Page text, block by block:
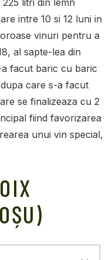
litri din lemn
intre 10 si 12 luni in
vinuri pentru a
al sapte-lea din
a facut baric cu baric
care s-a facut
se finalizeaza cu 2
fiind favorizarea
unui vin special,